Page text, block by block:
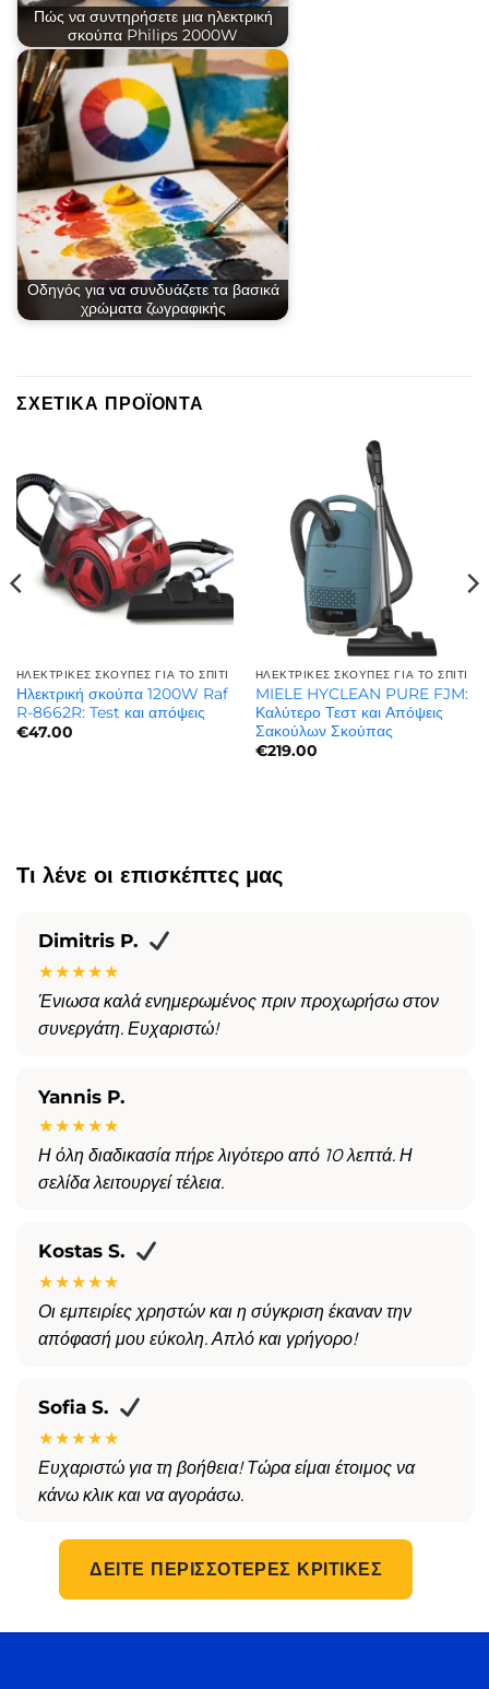
Πώς να συντηρήσετε μια ηλεκτρική
σκούπα Philips 2000W
Οδηγός για να συνδυάζετε τα βασικά
χρώματα ζωγραφικής
ΣΧΕΤΙΚΆ ΠΡΟΪΌΝΤΑ
ΗΛΕΚΤΡΙΚΈΣ ΣΚΟΎΠΕΣ ΓΙΑ ΤΟ ΣΠΊΤΙ
Ηλεκτρική σκούπα 1200W Raf
R-8662R: Test και απόψεις
€47.00
ΗΛΕΚΤΡΙΚΈΣ ΣΚΟΎΠΕΣ ΓΙΑ ΤΟ ΣΠΊΤΙ
MIELE HYCLEAN PURE FJM:
Καλύτερο Τεστ και Απόψεις
Σακούλων Σκούπας
€219.00
Τι λένε οι επισκέπτες μας
Dimitris P.
★★★★★
Ένιωσα καλά ενημερωμένος πριν προχωρήσω στον
συνεργάτη. Ευχαριστώ!
Yannis P.
★★★★★
Η όλη διαδικασία πήρε λιγότερο από 10 λεπτά. Η
σελίδα λειτουργεί τέλεια.
Kostas S.
★★★★★
Οι εμπειρίες χρηστών και η σύγκριση έκαναν την
απόφασή μου εύκολη. Απλό και γρήγορο!
Sofia S.
★★★★★
Ευχαριστώ για τη βοήθεια! Τώρα είμαι έτοιμος να
κάνω κλικ και να αγοράσω.
ΔΕΊΤΕ ΠΕΡΙΣΣΌΤΕΡΕΣ ΚΡΙΤΙΚΈΣ